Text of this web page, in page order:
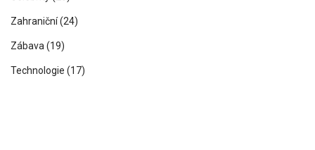
Zahraniční(24)
Zábava(19)
Technologie (17)